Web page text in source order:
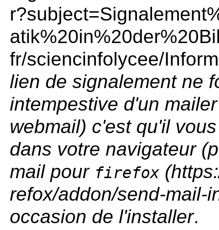
lien de signalement ne
intempestive d'un
webmail) c'est qu'il
dans votre navigateur
mail pour firefox
occasion de l'installer.